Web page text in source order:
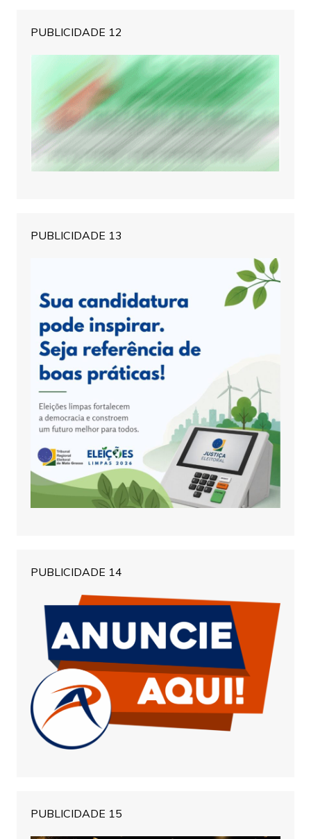
PUBLICIDADE 12
PUBLICIDADE 13
PUBLICIDADE 14
PUBLICIDADE 15